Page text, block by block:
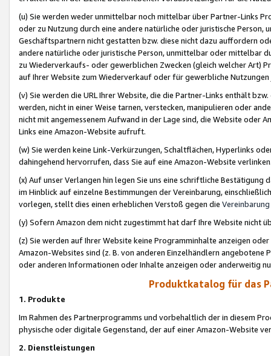
(u) Sie werden weder unmittelbar noch mittelbar über Partner-Links
oder zu Nutzung durch eine andere natürliche oder juristische
Geschäftspartnern nicht gestatten bzw. diese nicht dazu auffordern
andere natürliche oder juristische Person, unmittelbar oder mittelbar
zu Wiederverkaufs- oder gewerblichen Zwecken (gleich welcher Art)
auf Ihrer Website zum Wiederverkauf oder für gewerbliche
(v) Sie werden die URL Ihrer Website, die die Partner-Links enthält
werden, nicht in einer Weise tarnen, verstecken, manipulieren oder
nicht mit angemessenem Aufwand in der Lage sind, die Website oder
Links eine Amazon-Website aufruft.
(w) Sie werden keine Link-Verkürzungen, Schaltflächen, Hyperlinks
dahingehend hervorrufen, dass Sie auf eine Amazon-Website
(x) Auf unser Verlangen hin legen Sie uns eine schriftliche
im Hinblick auf einzelne Bestimmungen der Vereinbarung,
vorlegen, stellt dies einen erheblichen Verstoß gegen die Vereinbarung
(y) Sofern Amazon dem nicht zugestimmt hat darf Ihre Website nicht
(z) Sie werden auf Ihrer Website keine Programminhalte anzeigen
Amazon-Websites sind (z. B. von anderen Einzelhändlern
oder anderen Informationen oder Inhalte anzeigen oder anderweitig
Produktkatalog für das
1. Produkte
Im Rahmen des Partnerprogramms und vorbehaltlich der in diesem
physische oder digitale Gegenstand, der auf einer Amazon-Website
2. Dienstleistungen